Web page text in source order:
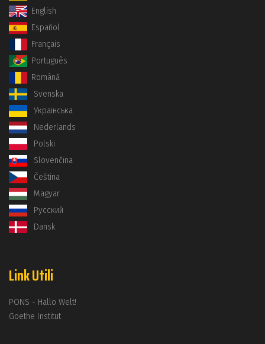
English
Español
Français
Português
Română
Svenska
Українська
Nederlands
Polski
Slovenčina
Čeština
Magyar
Русский
Dansk
Link Utili
PONS - Hallo Welt!
Goethe Institut